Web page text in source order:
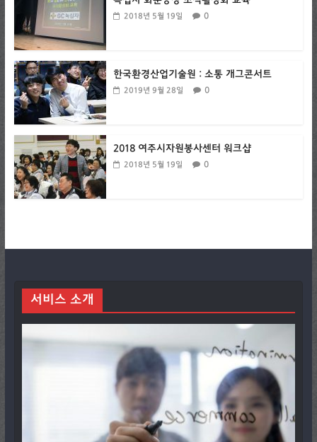
2018년 5월 19일 0
한국환경산업기술원 : 소통 개그콘서트
2019년 9월 28일 0
2018 여주시자원봉사센터 워크샵
2018년 5월 19일 0
서비스 소개